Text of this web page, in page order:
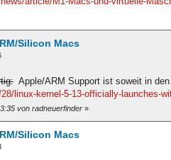
Silicon Macs
Apple/ARM Support ist soweit in
linux-kernel-5-13-officially-launches-
von radneuerfinder »
Silicon Macs